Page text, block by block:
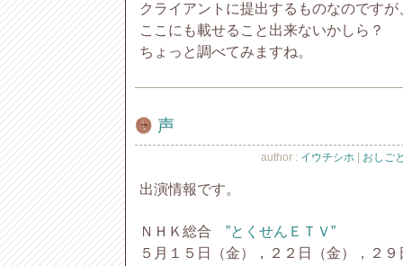
クライアントに提出するものなのですが
ここにも載せること出来ないかしら？
ちょっと調べてみますね。
声
author : イウチシホ おしご
出演情報です。
ＮＨＫ総合 ”とくせんＥＴＶ”
５月１５日（金），２２日（金），２９